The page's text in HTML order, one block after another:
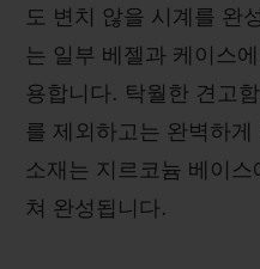
도 변치 않을 시계를 완
는 일부 베젤과 케이스
용합니다. 탁월한 견고
를 제외하고는 완벽하게
소재는 지르코늄 베이
쳐 완성됩니다.